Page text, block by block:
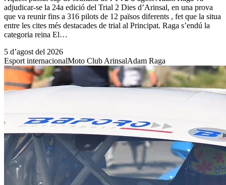
adjudicar-se la 24a edició del Trial 2 Dies d’Arinsal, en una prova
que va reunir fins a 316 pilots de 12 països diferents , fet que la situa
entre les cites més destacades de trial al Principat. Raga s’endú la
categoria reina El…
5 d’agost del 2026
Esport internacionalMoto Club ArinsalAdam Raga